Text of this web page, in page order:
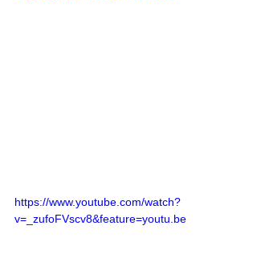
https://www.youtube.com/watch?
v=_zufoFVscv8&feature=youtu.be